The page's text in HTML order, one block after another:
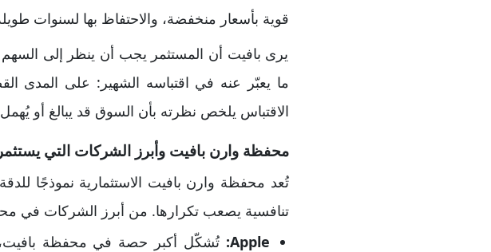
قوية بأسعار منخفضة، والاحتفاظ بها لسنوات
يرى بافيت أن المستثمر يجب أن ينظر إلى
ما يعبّر عنه في اقتباسه الشهير: على المدى
الاقتباس يلخص نظرته بأن السوق قد يبالغ أو
محفظة وارن بافيت وأبرز الشركات التي
تُعد محفظة وارن بافيت الاستثمارية نموذجًا
تنافسية يصعب تكرارها. من أبرز الشركات في
Apple
:تُشكّل أكبر حصة في محفظة بافيت،